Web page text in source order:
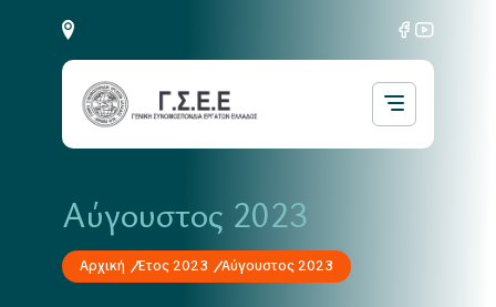
Αύγουστος 2023
Αρχική Έτος 2023 Αύγουστος 2023